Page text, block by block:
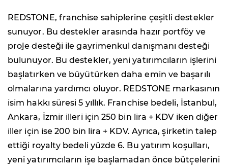
REDSTONE, franchise sahiplerine çeşitli destekler
sunuyor. Bu destekler arasında hazır portföy ve
proje desteği ile gayrimenkul danışmanı desteği
bulunuyor. Bu destekler, yeni yatırımcıların işlerini
başlatırken ve büyütürken daha emin ve başarılı
olmalarına yardımcı oluyor. REDSTONE markasının
isim hakkı süresi 5 yıllık. Franchise bedeli, İstanbul,
Ankara, İzmir illeri için 250 bin lira + KDV iken diğer
iller için ise 200 bin lira + KDV. Ayrıca, şirketin talep
ettiği royalty bedeli yüzde 6. Bu yatırım koşulları,
yeni yatırımcıların işe başlamadan önce bütçelerini